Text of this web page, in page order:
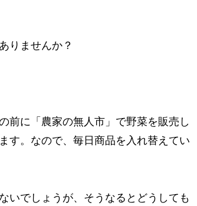
りませんか？
前に「農家の無人市」で野菜を販売し
す。なので、毎日商品を入れ替えてい
いでしょうが、そうなるとどうしても